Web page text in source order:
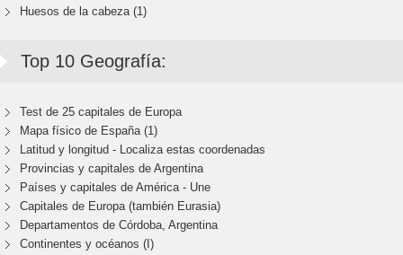
Huesos de la cabeza (1)
Top 10 Geografía:
Test de 25 capitales de Europa
Mapa físico de España (1)
Latitud y longitud - Localiza estas coordenadas
Provincias y capitales de Argentina
Países y capitales de América - Une
Capitales de Europa (también Eurasia)
Departamentos de Córdoba, Argentina
Continentes y océanos (I)